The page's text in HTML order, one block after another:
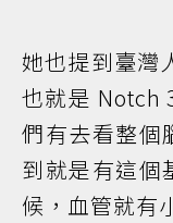
她也提到臺灣
也就是 Notch
們有去看整個
到就是有這個
候，血管就有